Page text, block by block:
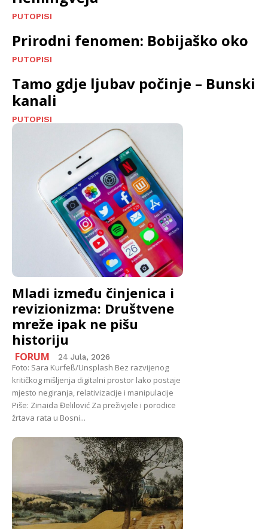
PUTOPISI
Prirodni fenomen: Bobijaško oko
PUTOPISI
Tamo gdje ljubav počinje – Bunski
kanali
PUTOPISI
Mladi između činjenica i
revizionizma: Društvene
mreže ipak ne pišu
historiju
FORUM 24 Jula, 2026
Foto: Sara Kurfeß/Unsplash Bez razvijenog
kritičkog mišljenja digitalni prostor lako postaje
mjesto negiranja, relativizacije i manipulacije
Piše: Zinaida Đelilović Za preživjele i porodice
žrtava rata u Bosni...